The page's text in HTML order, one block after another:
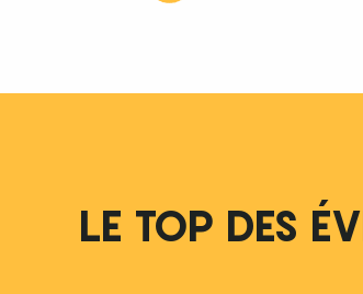
LE TOP DES